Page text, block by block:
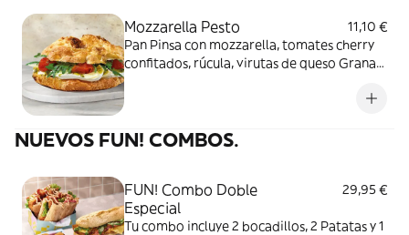
Mozzarella Pesto
11,10 €
Pan Pinsa con mozzarella, tomates cherry
confitados, rúcula, virutas de queso Grana
NUEVOS FUN! COMBOS.
FUN! Combo Doble
Especial
29,95 €
Tu combo incluye 2 bocadillos, 2 Patatas y 1